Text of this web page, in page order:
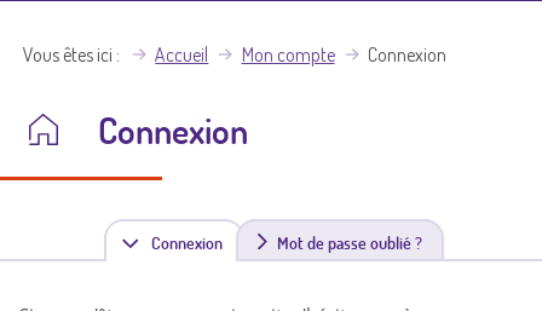
Vous êtes ici Accueil Mon compte Connexion
Connexion
Connexion(
Mot de passe oublié ?